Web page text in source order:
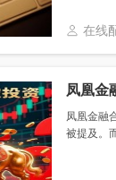
在线
凤凰金
凤凰金融
被提及。